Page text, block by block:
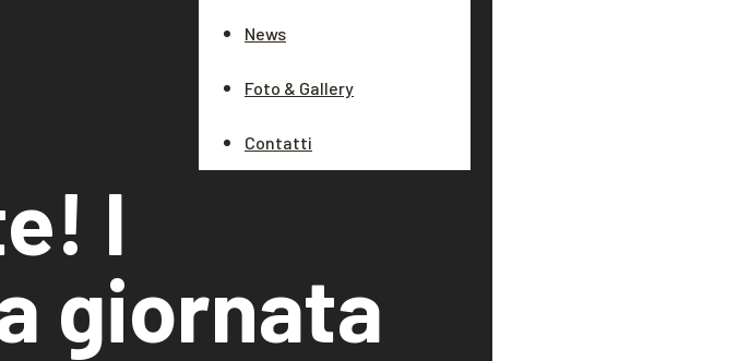
News
Foto & Gallery
Contatti
I
giornata